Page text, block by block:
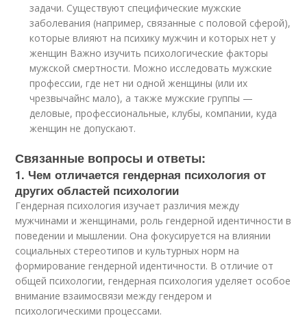
задачи. Существуют специфические мужские
заболевания (например, связанные с половой сферой),
которые влияют на психику мужчин и которых нет у
женщин Важно изучить психологические факторы
мужской смертности. Можно исследовать мужские
профессии, где нет ни одной женщины (или их
чрезвычайнс мало), а также мужские группы —
деловые, профессиональные, клубы, компании, куда
женщин не допускают.
Связанные вопросы и ответы:
1. Чем отличается гендерная психология от
других областей психологии
Гендерная психология изучает различия между
мужчинами и женщинами, роль гендерной идентичности в
поведении и мышлении. Она фокусируется на влиянии
социальных стереотипов и культурных норм на
формирование гендерной идентичности. В отличие от
общей психологии, гендерная психология уделяет особое
внимание взаимосвязи между гендером и
психологическими процессами.